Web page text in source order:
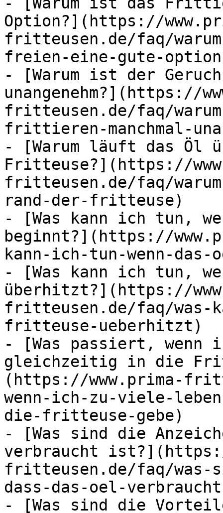
Option?](https://
fritteusen.de/faq/
freien-eine-gute-
- [Warum ist der
unangenehm?](https://
fritteusen.de/faq/
frittieren-manchmal-
- [Warum läuft das Öl
Fritteuse?](https://
fritteusen.de/faq/
rand-der-fritteuse)
- [Was kann ich tun,
beginnt?](https://
kann-ich-tun-wenn-
- [Was kann ich tun,
überhitzt?](https://
fritteusen.de/faq/was-
fritteuse-ueberhitzt)
- [Was passiert, wenn
gleichzeitig in die
(https://www.prima-
wenn-ich-zu-viele-
die-fritteuse-gebe)
- [Was sind die
verbraucht
fritteusen.de/faq/was-
dass-das-oel-
- [Was sind die